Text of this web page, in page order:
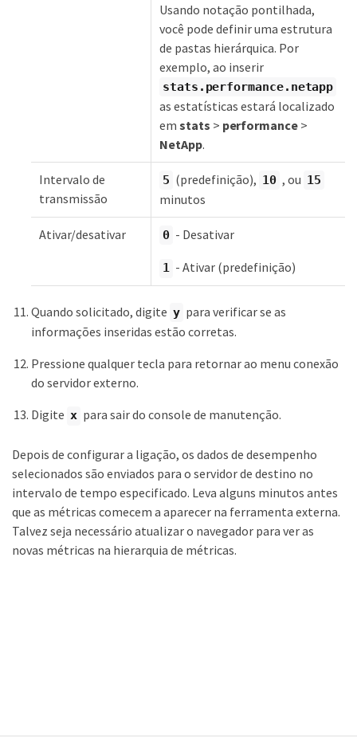
Usando notação pontilhada,
você pode definir uma estrutura
de pastas hierárquica. Por
exemplo, ao inserir
stats.performance.netapp
as estatísticas estará localizado
em stats > performance>
NetApp.
Intervalo de
transmissão
5 (predefinição), 10 , ou 15
minutos
Ativar/desativar 0 - Desativar
1 - Ativar (predefinição)
Quando solicitado, digite y para verificar se as
informações inseridas estão corretas.
Pressione qualquer tecla para retornar ao menu conexão
do servidor externo.
Digite x para sair do console de manutenção.
Depois de configurar a ligação, os dados de desempenho
selecionados são enviados para o servidor de destino no
intervalo de tempo especificado. Leva alguns minutos antes
que as métricas comecem a aparecer na ferramenta externa.
Talvez seja necessário atualizar o navegador para ver as
novas métricas na hierarquia de métricas.